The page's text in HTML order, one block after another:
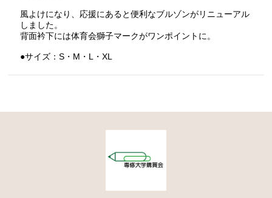
風よけになり、応援にあると便利なブルゾンがリニューアル
しました。
背面衿下には体育会獅子マークがワンポイントに。
●サイズ：S・M・L・XL